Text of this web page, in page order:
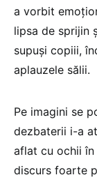
a vorbit
lipsa de sprijin
supuși copiii,
aplauzele sălii.
Pe imagini se
dezbaterii i-a
aflat cu ochii în
discurs foarte